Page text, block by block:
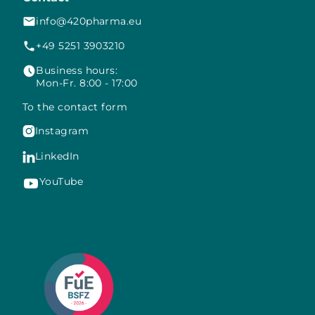
info@420pharma.eu
+49 5251 3903210
Business hours:
Mon-Fr. 8:00 - 17:00
To the contact form
Instagram
LinkedIn
YouTube